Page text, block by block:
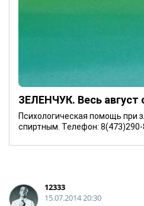
ЗЕЛЕНЧУК. Весь август
Психологическая помощь при
спиртным. Телефон:
12333
15.07.2014 20:30